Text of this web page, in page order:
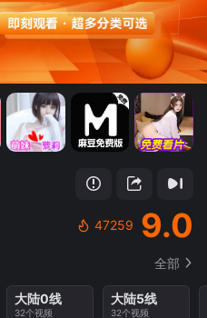
47259 9.0
全部
大陆0线
32个视频
大陆5线
32个视频